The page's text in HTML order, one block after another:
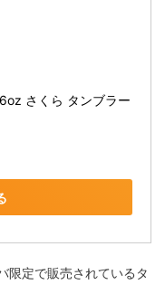
さくら タンブラー
限定で販売されているタ